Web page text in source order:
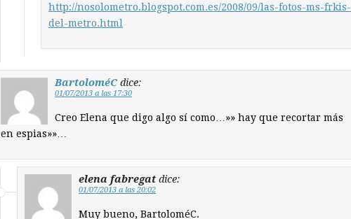
http://nosolometro.blogspot.com.es/2008/09/las-fotos-ms-frkis-
del-metro.html
BartoloméC dice:
01/07/2013 a las 17:30
Creo Elena que digo algo sí como…»» hay que recortar más
en espias»»…
elena fabregat dice:
01/07/2013 a las 20:02
Muy bueno, BartoloméC.